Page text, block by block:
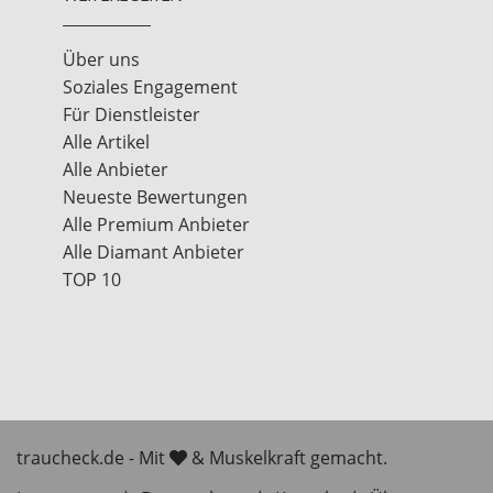
Über uns
Soziales Engagement
Für Dienstleister
Alle Artikel
Alle Anbieter
Neueste Bewertungen
Alle Premium Anbieter
Alle Diamant Anbieter
TOP 10
traucheck.de - Mit
& Muskelkraft gemacht.